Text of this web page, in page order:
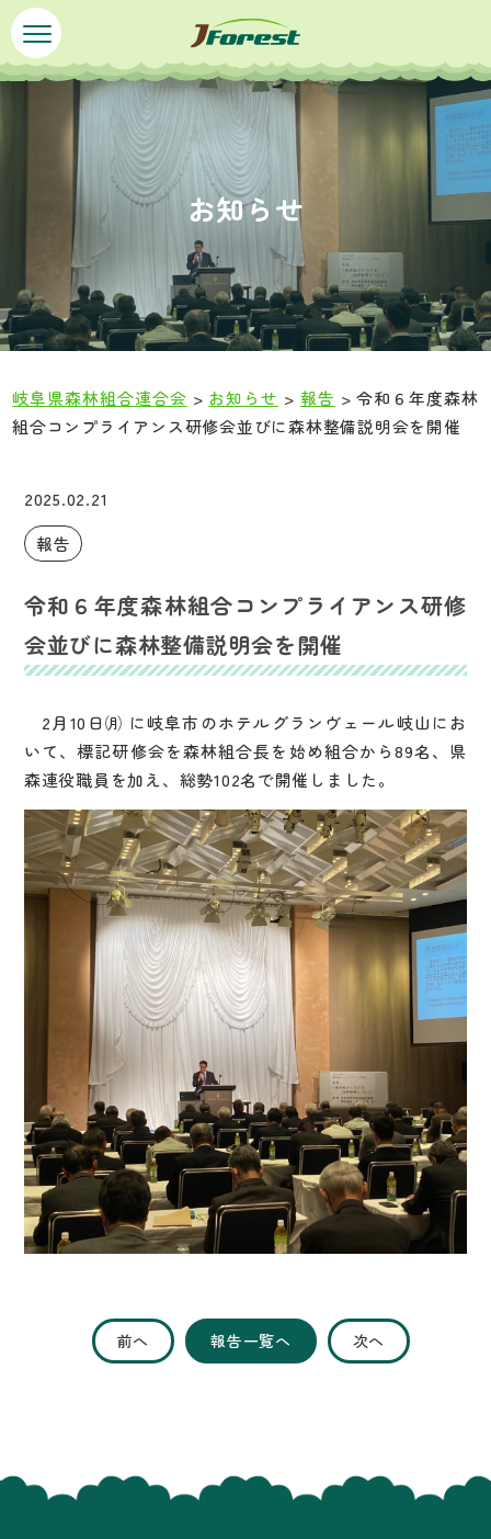
ペ
ー
ジ
メ
ニ
ュ
へ
お知らせ
岐阜県森林組合連合会 > お知らせ > 報告 >令和６年度森林
組合コンプライアンス研修会並びに森林整備説明会を開催
2025.02.21
報告
令和６年度森林組合コンプライアンス研修
会並びに森林整備説明会を開催
2月10日㈪ に岐阜市のホテルグランヴェール岐山にお
いて、標記研修会を森林組合長を始め組合から89名、県
森連役職員を加え、総勢102名で開催しました。
前へ 報告一覧へ 次へ